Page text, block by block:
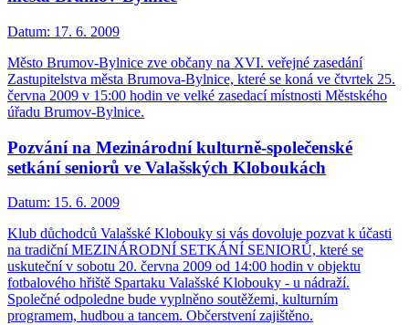
Datum: 17. 6. 2009
Město Brumov-Bylnice zve občany na XVI. veřejné zasedání
Zastupitelstva města Brumova-Bylnice, které se koná ve čtvrtek 25.
června 2009 v 15:00 hodin ve velké zasedací místnosti Městského
úřadu Brumov-Bylnice.
Pozvání na Mezinárodní kulturně-společenské
setkání seniorů ve Valašských Kloboukách
Datum: 15. 6. 2009
Klub důchodců Valašské Klobouky si vás dovoluje pozvat k účasti
na tradiční MEZINÁRODNÍ SETKÁNÍ SENIORŮ, které se
uskuteční v sobotu 20. června 2009 od 14:00 hodin v objektu
fotbalového hřiště Spartaku Valašské Klobouky - u nádraží.
Společné odpoledne bude vyplněno soutěžemi, kulturním
programem, hudbou a tancem. Občerstvení zajištěno.